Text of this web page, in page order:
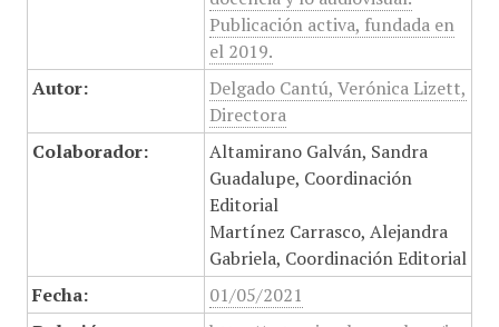
Publicación activa, fundada en
el 2019.
Autor:
Delgado Cantú, Verónica Lizett,
Directora
Colaborador:
Altamirano Galván, Sandra
Guadalupe, Coordinación
Editorial
Martínez Carrasco, Alejandra
Gabriela, Coordinación Editorial
Fecha:
01/05/2021